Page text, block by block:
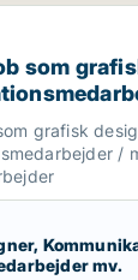
grafisk
som
/
grafisk
/
mv.